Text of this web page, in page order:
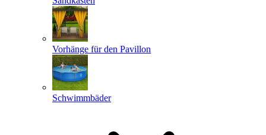
Vorhänge für den Pavillon
Schwimmbäder